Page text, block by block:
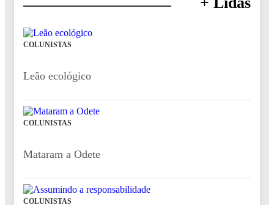
COLUNISTAS
Leão ecológico
COLUNISTAS
Mataram a Odete
COLUNISTAS